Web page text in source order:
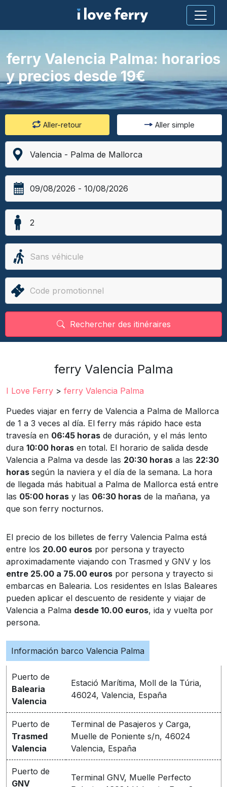
Aller-retour Aller simple
Rechercher des itinéraires
ferry Valencia Palma: horarios
y precios desde 19€
ferry Valencia Palma
I Love Ferry > ferry Valencia Palma
Puedes viajar en ferry de Valencia a Palma de Mallorca
de 1 a 3 veces al día. El ferry más rápido hace esta
travesía en 06:45 horas de duración, y el más lento
dura 10:00 horas en total. El horario de salida desde
Valencia a Palma va desde las 20:30 horas a las 22:30
horas según la naviera y el día de la semana. La hora
de llegada más habitual a Palma de Mallorca está entre
las 05:00 horas y las 06:30 horas de la mañana, ya
que son ferry nocturnos.
El precio de los billetes de ferry Valencia Palma está
entre los 20.00 euros por persona y trayecto
aproximadamente viajando con Trasmed y GNV y los
entre 25.00 a 75.00 euros por persona y trayecto si
embarcas en Balearia. Los residentes en Islas Baleares
pueden aplicar el descuento de residente y viajar de
Valencia a Palma desde 10.00 euros, ida y vuelta por
persona.
Información barco Valencia Palma
Puerto de
Balearia
Valencia
Estació Marítima, Moll de la Túria,
46024, Valencia, España
Puerto de
Trasmed
Valencia
Terminal de Pasajeros y Carga,
Muelle de Poniente s/n, 46024
Valencia, España
Puerto de
GNV
Terminal GNV, Muelle Perfecto